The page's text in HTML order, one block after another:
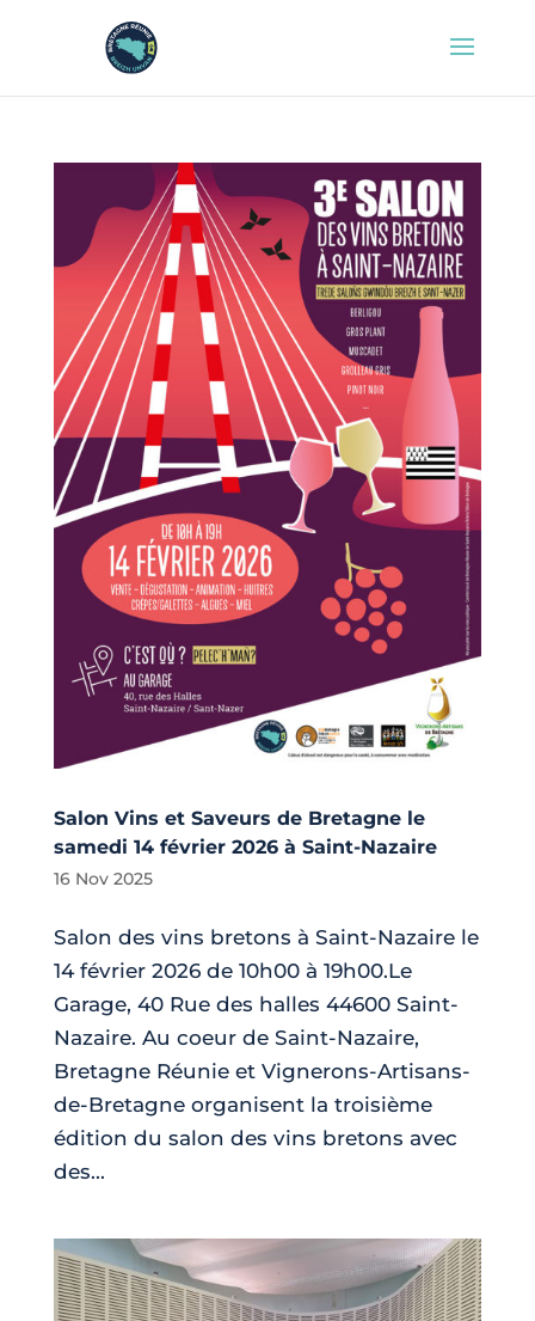
Salon Vins et Saveurs de Bretagne le
samedi 14 février 2026 à Saint-Nazaire
16 Nov 2025
Salon des vins bretons à Saint-Nazaire le
14 février 2026 de 10h00 à 19h00.Le
Garage, 40 Rue des halles 44600 Saint-
Nazaire. Au coeur de Saint-Nazaire,
Bretagne Réunie et Vignerons-Artisans-
de-Bretagne organisent la troisième
édition du salon des vins bretons avec
des...